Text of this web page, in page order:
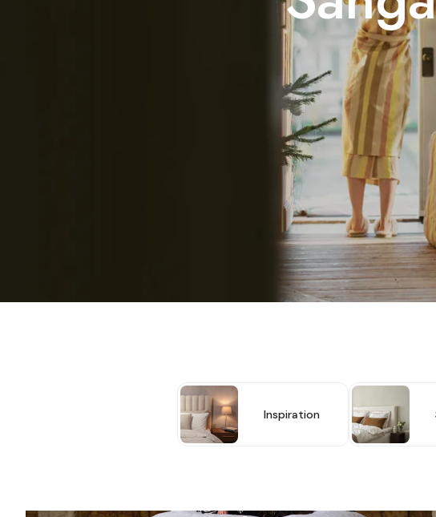
Inspiration